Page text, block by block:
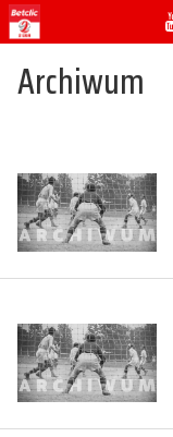
Archiwum